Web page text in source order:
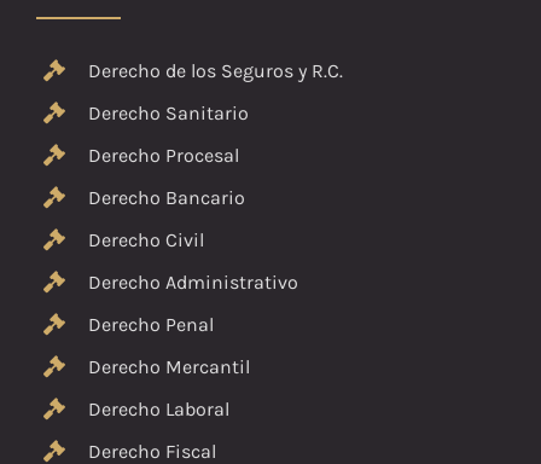
Derecho de los Seguros y R.C.
Derecho Sanitario
Derecho Procesal
Derecho Bancario
Derecho Civil
Derecho Administrativo
Derecho Penal
Derecho Mercantil
Derecho Laboral
Derecho Fiscal